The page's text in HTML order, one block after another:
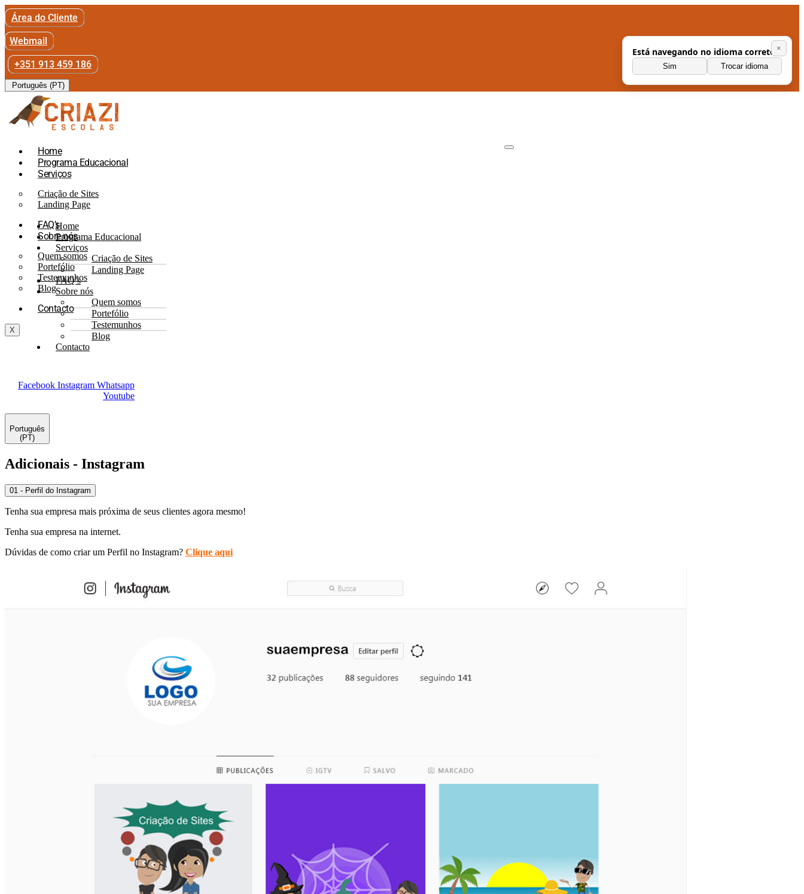
Área do Cliente
Webmail
+351 913 459 186
Português (PT)
Home
Programa Educacional
Serviços
Criação de Sites
Landing Page
FAQ’s
Sobre nós
Quem somos
Portefólio
Testemunhos
Blog
Contacto
X
Home
Programa Educacional
Serviços
Criação de Sites
Landing Page
FAQ’s
Sobre nós
Quem somos
Portefólio
Testemunhos
Blog
Contacto
Facebook Instagram Whatsapp
Youtube
Português
(PT)
Está navegando no idioma correto?
Sim Trocar idioma
×
Adicionais - Instagram
01 - Perfil do Instagram
Tenha sua empresa mais próxima de seus clientes agora mesmo!
Tenha sua empresa na internet.
Dúvidas de como criar um Perfil no Instagram? Clique aqui